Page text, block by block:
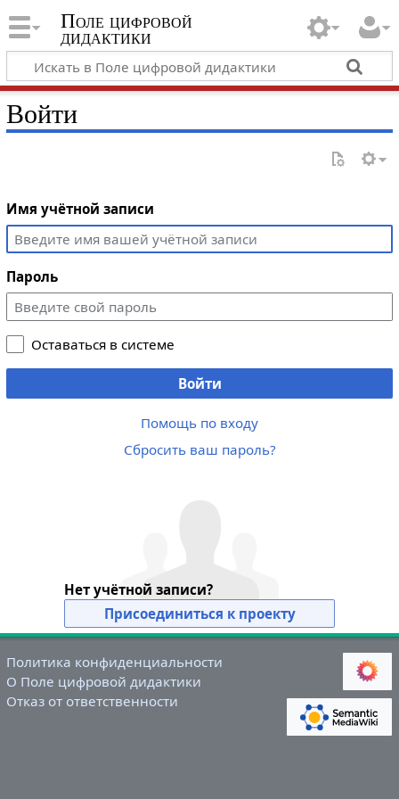
Поле цифровой
дидактики
Войти
Имя учётной записи
Пароль
Оставаться в системе
Войти
Помощь по входу
Сбросить ваш пароль?
Нет учётной записи?
Присоединиться к проекту
Политика конфиденциальности
О Поле цифровой дидактики
Отказ от ответственности